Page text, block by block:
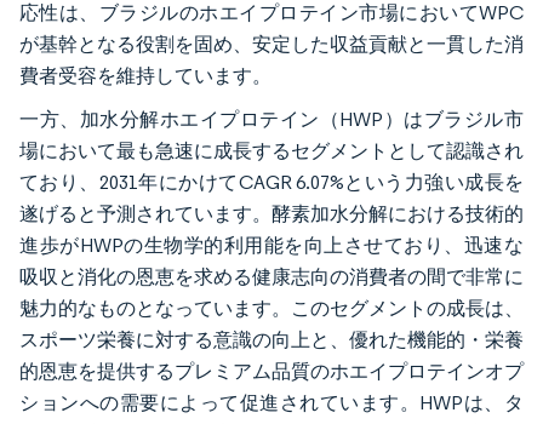
応性は、ブラジルのホエイプロテイン市場においてWPC
が基幹となる役割を固め、安定した収益貢献と一貫した消
費者受容を維持しています。
一方、加水分解ホエイプロテイン（HWP）はブラジル市
場において最も急速に成長するセグメントとして認識され
ており、2031年にかけてCAGR 6.07%という力強い成長を
遂げると予測されています。酵素加水分解における技術的
進歩がHWPの生物学的利用能を向上させており、迅速な
吸収と消化の恩恵を求める健康志向の消費者の間で非常に
魅力的なものとなっています。このセグメントの成長は、
スポーツ栄養に対する意識の向上と、優れた機能的・栄養
的恩恵を提供するプレミアム品質のホエイプロテインオプ
ションへの需要によって促進されています。HWPは、タ